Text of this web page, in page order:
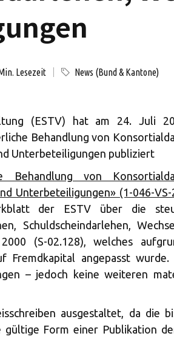
Lesezeit News (Bund & Kantone)
(ESTV) hat am 24. Juli
Behandlung von
Unterbeteiligungen publiziert
Behandlung von
Unterbeteiligungen» (1-046-VS-
der ESTV über die
Schuldscheindarlehen,
(S-02.128), welches
Fremdkapital angepasst wurde.
– jedoch keine weiteren
ausgestaltet, da die
Form einer Publikation